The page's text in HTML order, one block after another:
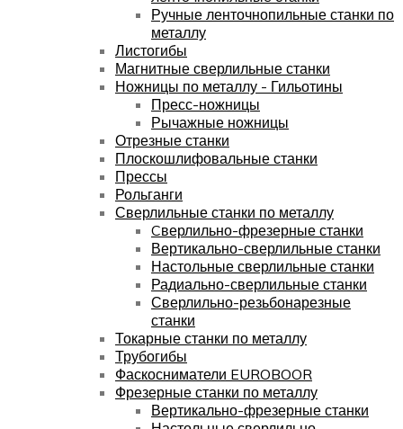
Ручные ленточнопильные станки по
металлу
Листогибы
Магнитные сверлильные станки
Ножницы по металлу - Гильотины
Пресс-ножницы
Рычажные ножницы
Отрезные станки
Плоскошлифовальные станки
Прессы
Рольганги
Сверлильные станки по металлу
Cверлильно-фрезерные станки
Вертикально-сверлильные станки
Настольные сверлильные станки
Радиально-сверлильные станки
Сверлильно-резьбонарезные
станки
Токарные станки по металлу
Трубогибы
Фаскосниматели EUROBOOR
Фрезерные станки по металлу
Вертикально-фрезерные станки